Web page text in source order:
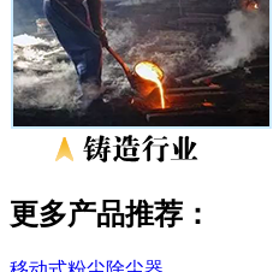
更多产品推荐：